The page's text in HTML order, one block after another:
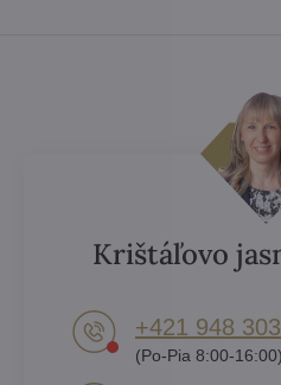
Krištáľovo
+421 948
(Po-Pia 8:00-16:00)